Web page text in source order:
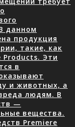
данном
продукция
такие, как
Products. Эти
в
и животных, а
людям. В
—
вещества.
Premiere